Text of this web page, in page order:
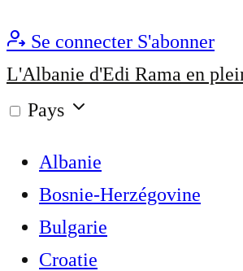
Se connecter S'abonner
L'Albanie d'Edi Rama en
Pays
Albanie
Bosnie-Herzégovine
Bulgarie
Croatie